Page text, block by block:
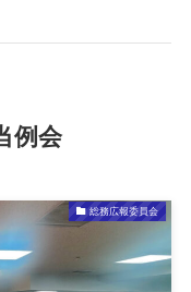
例会
総務広報委員会